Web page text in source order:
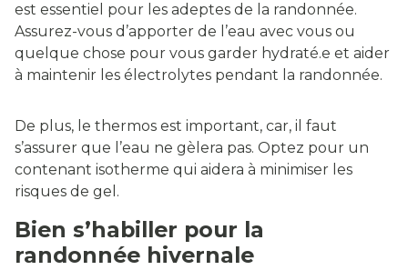
est essentiel pour les adeptes de la randonnée.
Assurez-vous d’apporter de l’eau avec vous ou
quelque chose pour vous garder hydraté.e et aider
à maintenir les électrolytes pendant la randonnée.
De plus, le thermos est important, car, il faut
s’assurer que l’eau ne gèlera pas. Optez pour un
contenant isotherme qui aidera à minimiser les
risques de gel.
Bien s’habiller pour la
randonnée hivernale